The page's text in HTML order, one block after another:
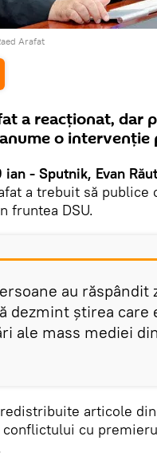
Arafat
a reacționat, dar
o intervenție
ian - Sputnik, Evan
a trebuit să
fruntea DSU.
au
dezmint știrea
ale mass mediei
articole
cu